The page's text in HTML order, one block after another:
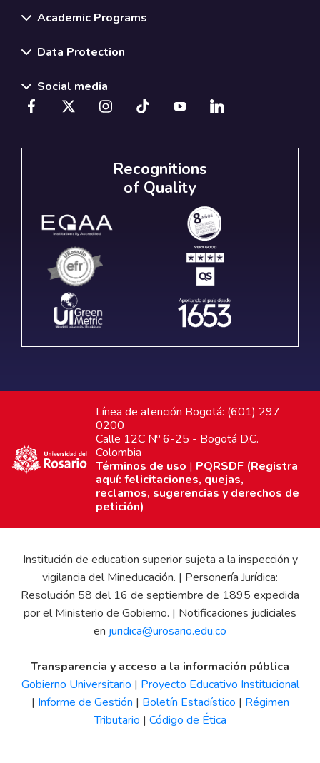
Academic Programs
Data Protection
Social media
Recognitions
of Quality
Línea de atención Bogotá: (601) 297
0200
Calle 12C Nº 6-25 - Bogotá D.C.
Colombia
Términos de uso | PQRSDF (Registra
aquí: felicitaciones, quejas,
reclamos, sugerencias y derechos de
petición)
Institución de education superior sujeta a la inspección y
vigilancia del Mineducación. | Personería Jurídica:
Resolución 58 del 16 de septiembre de 1895 expedida
por el Ministerio de Gobierno. | Notificaciones judiciales
en juridica@urosario.edu.co
Transparencia y acceso a la información pública
Gobierno Universitario | Proyecto Educativo Institucional
| Informe de Gestión | Boletín Estadístico | Régimen
Tributario | Código de Ética